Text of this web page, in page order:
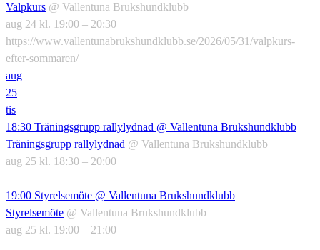
Valpkurs @ Vallentuna Brukshundklubb
aug 24 kl. 19:00 – 20:30
https://www.vallentunabrukshundklubb.se/2026/05/31/valpkurs-
efter-sommaren/
aug
25
tis
18:30 Träningsgrupp rallylydnad @ Vallentuna Brukshundklubb
Träningsgrupp rallylydnad @ Vallentuna Brukshundklubb
aug 25 kl. 18:30 – 20:00
19:00 Styrelsemöte @ Vallentuna Brukshundklubb
Styrelsemöte @ Vallentuna Brukshundklubb
aug 25 kl. 19:00 – 21:00